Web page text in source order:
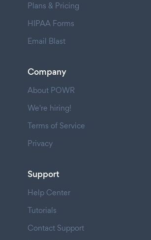
Plans & Pricing
HIPAA Forms
Email Blast
Company
About POWR
We're hiring!
Terms of Service
Privacy
Support
Help Center
Tutorials
Contact Support